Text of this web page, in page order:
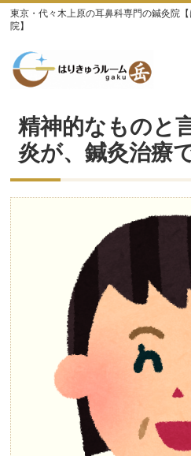
東京・代々木上原の耳鼻科専門の鍼灸院
院】
精神的なものと
炎が、鍼灸治療